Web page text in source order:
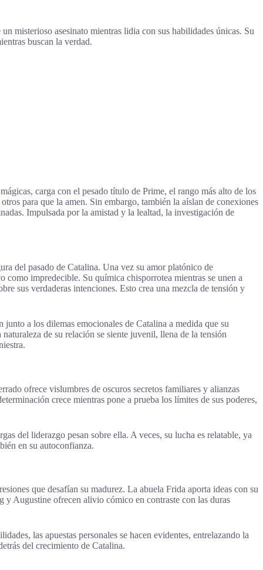
misterioso asesinato mientras lidia con sus habilidades únicas. Su
buscan la verdad.
carga con el pesado título de Prime, el rango más alto de los
para que la amen. Sin embargo, también la aíslan de conexiones
Impulsada por la amistad y la lealtad, la investigación de
del pasado de Catalina. Una vez su amor platónico de
como impredecible. Su química chisporrotea mientras se unen a
sus verdaderas intenciones. Esto crea una mezcla de tensión y
junto a los dilemas emocionales de Catalina a medida que su
de su relación se siente juvenil, llena de la tensión
ofrece vislumbres de oscuros secretos familiares y alianzas
crece mientras pone a prueba los límites de sus poderes,
del liderazgo pesan sobre ella. A veces, su lucha es relatable, ya
en su autoconfianza.
que desafían su madurez. La abuela Frida aporta ideas con su
Augustine ofrecen alivio cómico en contraste con las duras
las apuestas personales se hacen evidentes, entrelazando la
del crecimiento de Catalina.